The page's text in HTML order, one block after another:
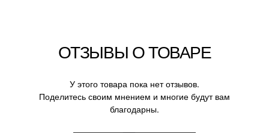
ОТЗЫВЫ О ТОВАРЕ
У этого товара пока нет отзывов.
Поделитесь своим мнением и многие будут вам
благодарны.